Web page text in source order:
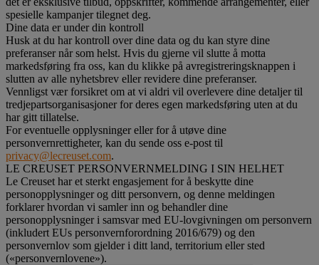
spesielle kampanjer tilegnet deg.
Dine data er under din kontroll
Husk at du har kontroll over dine data og du kan styre dine
preferanser når som helst. Hvis du gjerne vil slutte å motta
markedsføring fra oss, kan du klikke på avregistreringsknappen i
slutten av alle nyhetsbrev eller revidere dine preferanser.
Vennligst vær forsikret om at vi aldri vil overlevere dine detaljer til
tredjepartsorganisasjoner for deres egen markedsføring uten at du
har gitt tillatelse.
For eventuelle opplysninger eller for å utøve dine
personvernrettigheter, kan du sende oss e-post til
privacy@lecreuset.com.
LE CREUSET PERSONVERNMELDING I SIN HELHET
Le Creuset har et sterkt engasjement for å beskytte dine
personopplysninger og ditt personvern, og denne meldingen
forklarer hvordan vi samler inn og behandler dine
personopplysninger i samsvar med EU-lovgivningen om personvern
(inkludert EUs personvernforordning 2016/679) og den
personvernlov som gjelder i ditt land, territorium eller sted
(«personvernlovene»).